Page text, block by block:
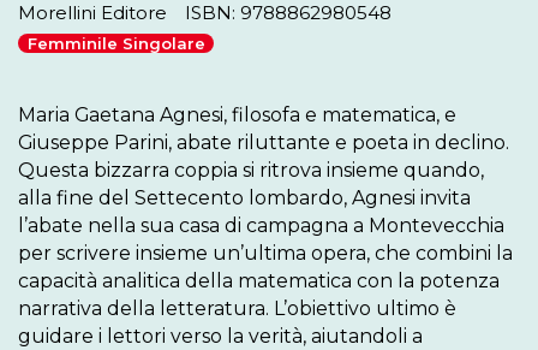
Morellini Editore ISBN: 9788862980548
Femminile Singolare
Maria Gaetana Agnesi, filosofa e matematica, e
Giuseppe Parini, abate riluttante e poeta in declino.
Questa bizzarra coppia si ritrova insieme quando,
alla fine del Settecento lombardo, Agnesi invita
l’abate nella sua casa di campagna a Montevecchia
per scrivere insieme un’ultima opera, che combini la
capacità analitica della matematica con la potenza
narrativa della letteratura. L’obiettivo ultimo è
guidare i lettori verso la verità, aiutandoli a